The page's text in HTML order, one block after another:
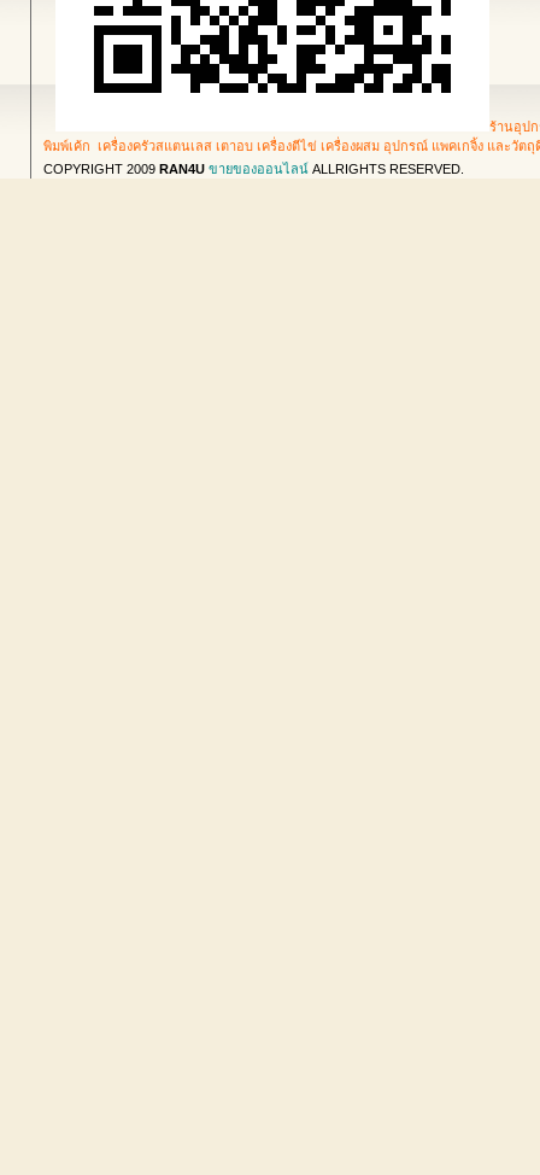
ร้านอุป
พิมพ์เค้ก เครื่องครัวสแตนเลส เตาอบ เครื่องตีไข่ เครื่องผสม อุปกรณ์ แพคเกจิ้ง และวัต
COPYRIGHT 2009 RAN4U ขายของออนไลน์ALLRIGHTS RESERVED.